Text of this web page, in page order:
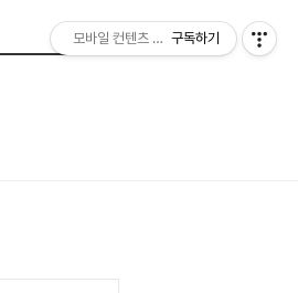
모바일 컨텐츠 이야기구독하기